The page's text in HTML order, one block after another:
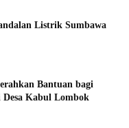
Listrik Sumbawa
Bantuan bagi
Kabul Lombok